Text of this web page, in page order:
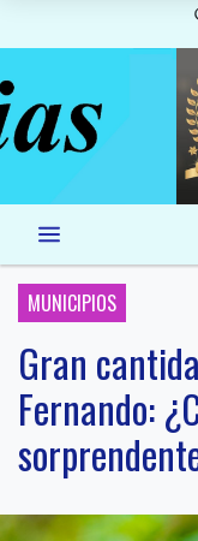
MUNICIPIOS
Gran
Fernando: